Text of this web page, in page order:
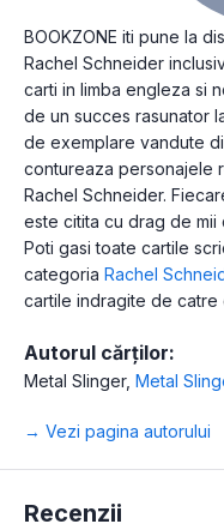
BOOKZONE iti pune la
Rachel Schneider
carti in limba engleza si
de un succes rasunator
de exemplare vandute
contureaza personajele
Rachel Schneider.
este citita cu drag de mii
Poti gasi toate cartile
categoria Rachel
cartile indragite de catre
Autorul cărților:
Metal Slinger, Metal
→ Vezi pagina autorului
Recenzii